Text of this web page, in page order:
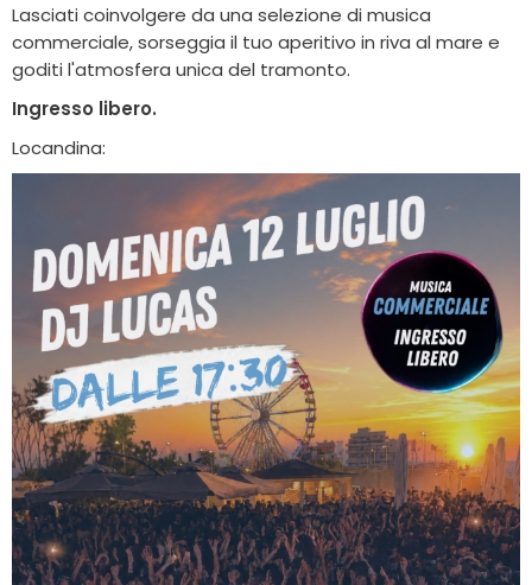
Lasciati coinvolgere da una selezione di musica
commerciale, sorseggia il tuo aperitivo in riva al mare e
goditi l'atmosfera unica del tramonto.
Ingresso libero.
Locandina: